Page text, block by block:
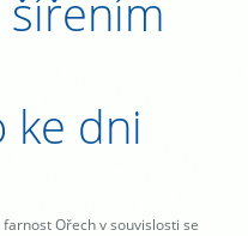
ke dni
Ořech v souvislosti se